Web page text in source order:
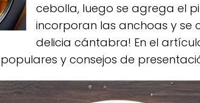
cebolla, luego se agrega el
incorporan las anchoas y se
delicia cántabra! En el
y consejos de